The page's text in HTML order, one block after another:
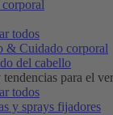
corporal
todos
& Cuidado corporal
del cabello
para el
todos
y sprays fijadores